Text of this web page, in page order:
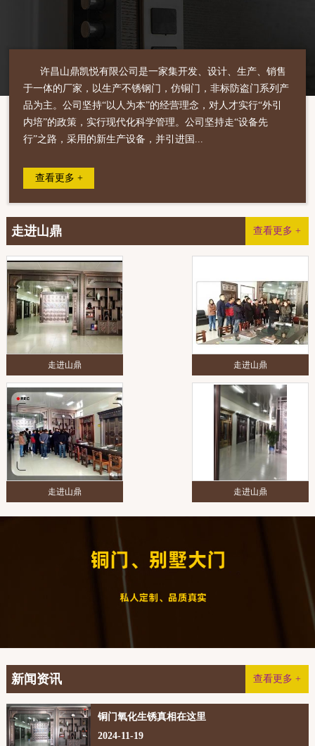
许昌山鼎凯悦有限公司是一家集开发、设计、生产、销售
于一体的厂家，以生产不锈钢门，仿铜门，非标防盗门系列产
品为主。公司坚持“以人为本”的经营理念，对人才实行“外引
内培”的政策，实行现代化科学管理。公司坚持走“设备先
行”之路，采用的新生产设备，并引进国...
查看更多 +
查看更多 +
走进山鼎
走进山鼎 走进山鼎
走进山鼎 走进山鼎
查看更多 +
新闻资讯
铜门氧化生锈真相在这里
2024-11-19